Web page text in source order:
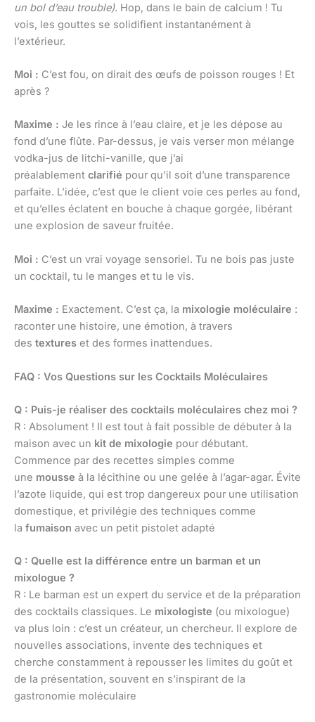
un bol d’eau trouble). Hop, dans le bain de calcium ! Tu
vois, les gouttes se solidifient instantanément à
l’extérieur.
Moi : C’est fou, on dirait des œufs de poisson rouges ! Et
après ?
Maxime : Je les rince à l’eau claire, et je les dépose au
fond d’une flûte. Par-dessus, je vais verser mon mélange
vodka-jus de litchi-vanille, que j’ai
préalablement clarifié pour qu’il soit d’une transparence
parfaite. L’idée, c’est que le client voie ces perles au fond,
et qu’elles éclatent en bouche à chaque gorgée, libérant
une explosion de saveur fruitée.
Moi : C’est un vrai voyage sensoriel. Tu ne bois pas juste
un cocktail, tu le manges et tu le vis.
Maxime : Exactement. C’est ça, la mixologie moléculaire :
raconter une histoire, une émotion, à travers
des textures et des formes inattendues.
FAQ : Vos Questions sur les Cocktails Moléculaires
Q : Puis-je réaliser des cocktails moléculaires chez moi ?
R : Absolument ! Il est tout à fait possible de débuter à la
maison avec un kit de mixologie pour débutant.
Commence par des recettes simples comme
une mousse à la lécithine ou une gelée à l’agar-agar. Évite
l’azote liquide, qui est trop dangereux pour une utilisation
domestique, et privilégie des techniques comme
la fumaison avec un petit pistolet adapté
Q : Quelle est la différence entre un barman et un
mixologue ?
R : Le barman est un expert du service et de la préparation
des cocktails classiques. Le mixologiste (ou mixologue)
va plus loin : c’est un créateur, un chercheur. Il explore de
nouvelles associations, invente des techniques et
cherche constamment à repousser les limites du goût et
de la présentation, souvent en s’inspirant de la
gastronomie moléculaire